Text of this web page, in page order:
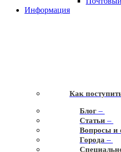
Информация
Как
Блог –
Статьи –
Вопросы и
Города –